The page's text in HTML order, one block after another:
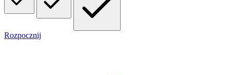
Rozpocznij